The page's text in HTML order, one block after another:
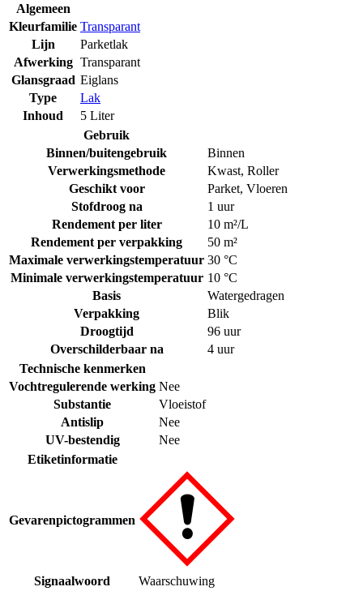
Algemeen
Kleurfamilie Transparant
Lijn
Parketlak
Afwerking Transparant
Glansgraad Eiglans
Type
Lak
Inhoud
5 Liter
Gebruik
Binnen/buitengebruik
Binnen
Verwerkingsmethode
Kwast, Roller
Geschikt voor
Parket, Vloeren
Stofdroog na
1 uur
Rendement per liter
10 m²/L
Rendement per verpakking
50 m²
Maximale verwerkingstemperatuur 30 °C
Minimale verwerkingstemperatuur 10 °C
Basis
Watergedragen
Verpakking
Blik
Droogtijd
96 uur
Overschilderbaar na
4 uur
Technische kenmerken
Vochtregulerende werking Nee
Substantie
Vloeistof
Antislip
Nee
UV-bestendig
Nee
Etiketinformatie
Gevarenpictogrammen
Signaalwoord Waarschuwing